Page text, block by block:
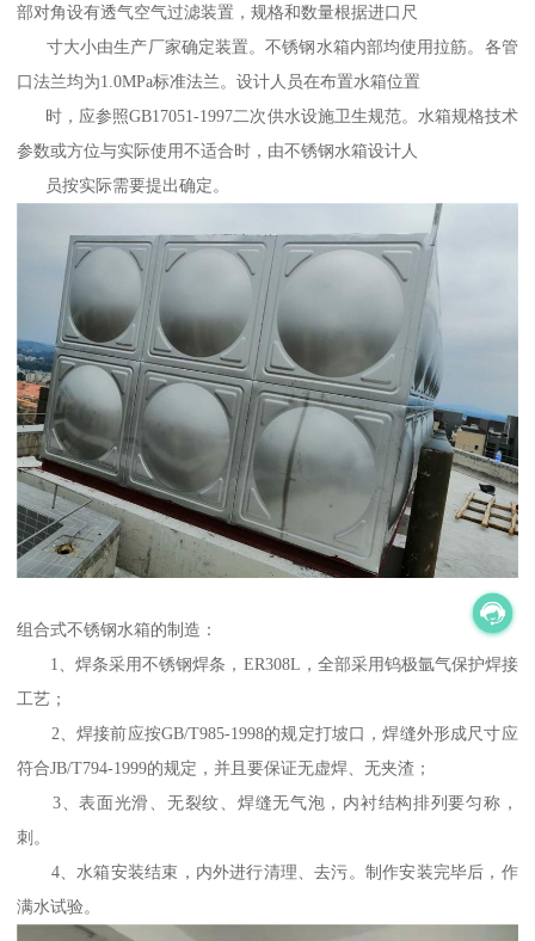
部对角设有透气空气过滤装置，规格和数量根据进口尺
寸大小由生产厂家确定装置。不锈钢水箱内部均使用拉筋。各管
口法兰均为1.0MPa标准法兰。设计人员在布置水箱位置
时，应参照GB17051-1997二次供水设施卫生规范。水箱规格技术
参数或方位与实际使用不适合时，由不锈钢水箱设计人
员按实际需要提出确定。
组合式不锈钢水箱的制造：
1、焊条采用不锈钢焊条，ER308L，全部采用钨极氩气保护焊接
工艺；
2、焊接前应按GB/T985-1998的规定打坡口，焊缝外形成尺寸应
符合JB/T794-1999的规定，并且要保证无虚焊、无夹渣；
3、表面光滑、无裂纹、焊缝无气泡，内衬结构排列要匀称，
刺。
4、水箱安装结束，内外进行清理、去污。制作安装完毕后，作
满水试验。